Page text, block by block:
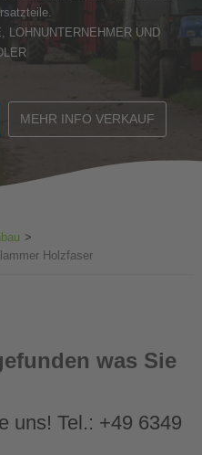
LOHNUNTERNEHMER UND
MEHR INFO VERKAUF
>
Holzfaser
was Sie
uns! Tel.: +49 6349